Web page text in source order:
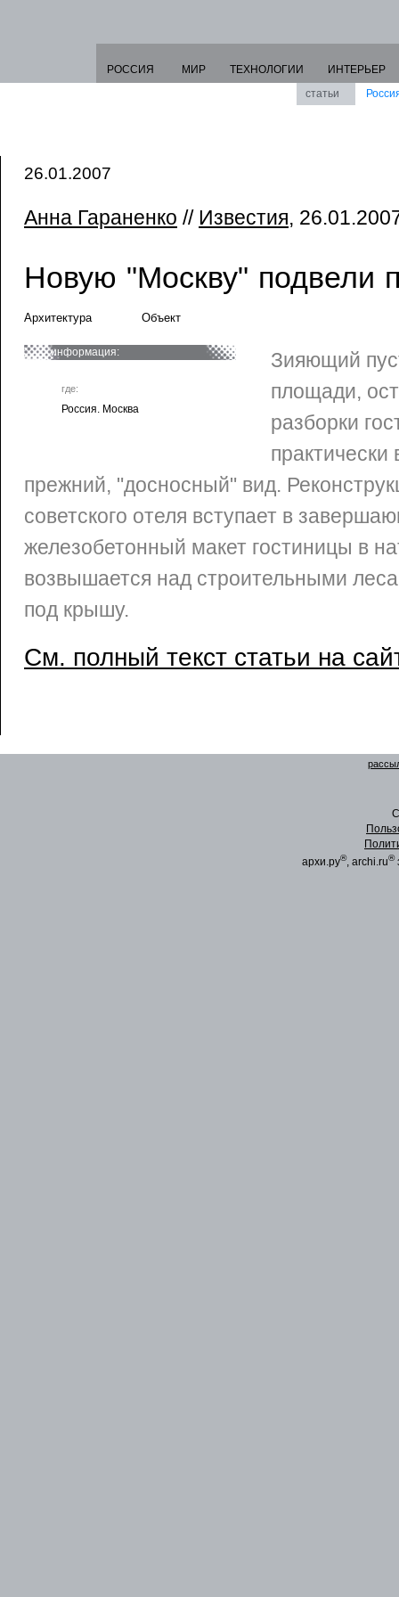
РОССИЯ МИР ТЕХНОЛОГИИ
ИНТЕРЬЕР
статьи
26.01.2007
Анна Гараненко // Известия,
Новую "Москву" подвели
Архитектура Объект
информация:
где:
Россия. Москва
Зияющий
площади,
разборки
практически
прежний, "досносный" вид.
советского отеля вступает в
железобетонный макет гостиницы в
возвышается над строительными
под крышу.
См. полный текст статьи на
архи.ру®, archi.ru®